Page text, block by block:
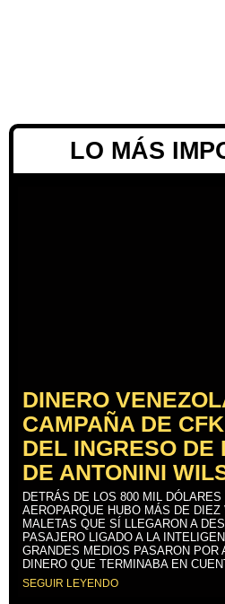
LO MÁS
DINERO
CAMPAÑA DE
DEL INGRESO DE
DE ANTONINI
DETRÁS DE LOS 800 MIL
AEROPARQUE HUBO MÁS DE
MALETAS QUE SÍ LLEGARON A
PASAJERO LIGADO A LA
GRANDES MEDIOS PASARON POR
DINERO QUE TERMINABA EN
SEGUIR LEYENDO